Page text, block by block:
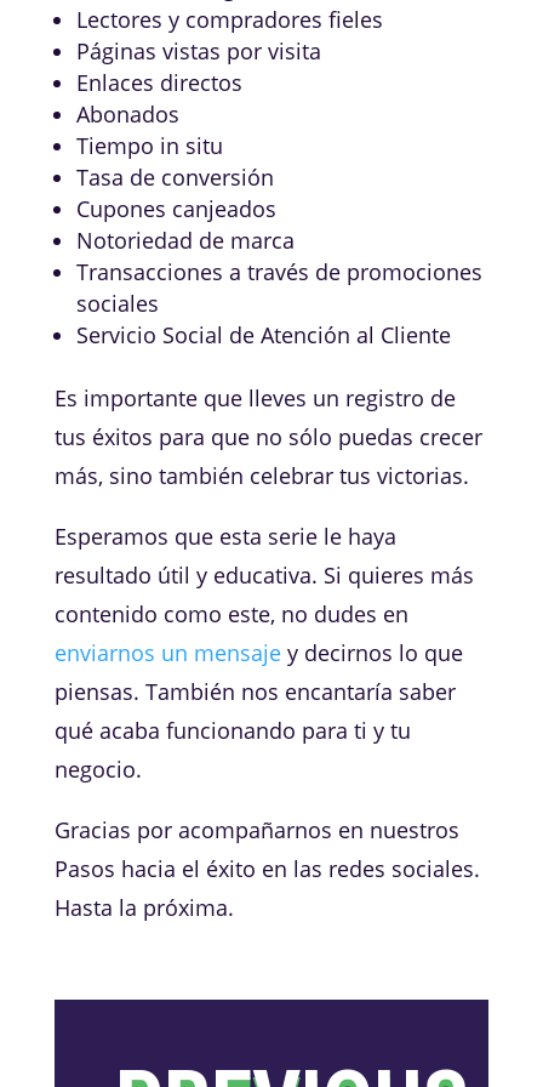
Lectores y compradores fieles
Páginas vistas por visita
Enlaces directos
Abonados
Tiempo in situ
Tasa de conversión
Cupones canjeados
Notoriedad de marca
Transacciones a través de promociones
sociales
Servicio Social de Atención al Cliente
Es importante que lleves un registro de
tus éxitos para que no sólo puedas crecer
más, sino también celebrar tus victorias.
Esperamos que esta serie le haya
resultado útil y educativa. Si quieres más
contenido como este, no dudes en
enviarnos un mensajey decirnos lo que
piensas. También nos encantaría saber
qué acaba funcionando para ti y tu
negocio.
Gracias por acompañarnos en nuestros
Pasos hacia el éxito en las redes sociales.
Hasta la próxima.